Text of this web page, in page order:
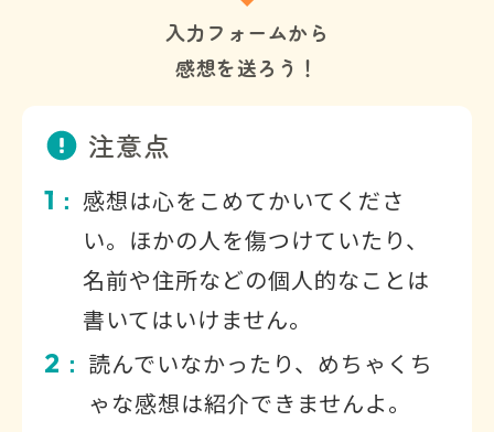
入力フォームから
感想を送ろう！
注意点
1 ： 感想は心をこめてかいてくださ
い。ほかの人を傷つけていたり、
名前や住所などの個人的なことは
書いてはいけません。
2 ： 読んでいなかったり、めちゃくち
ゃな感想は紹介できませんよ。